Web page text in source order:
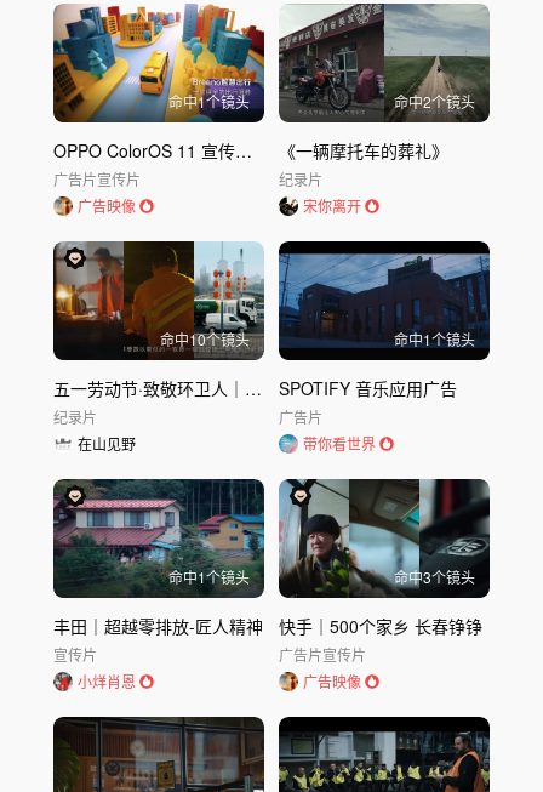
命中1个镜头
OPPO ColorOS 11 宣传片｜欧珀OPPO
广告片宣传片
广告映像
命中2个镜头
《一辆摩托车的葬礼》
纪录片
宋你离开
命中10个镜头
五一劳动节·致敬环卫人｜中环洁人物纪录片
纪录片
在山见野
命中1个镜头
SPOTIFY 音乐应用广告
广告片
带你看世界
命中1个镜头
丰田｜超越零排放-匠人精神
宣传片
小烊肖恩
命中3个镜头
快手｜500个家乡 长春铮铮
广告片宣传片
广告映像